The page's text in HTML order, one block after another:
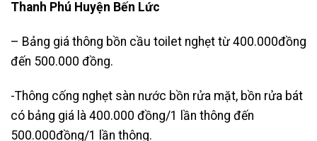
Thanh Phú Huyện Bến Lức
– Bảng giá thông bồn cầu toilet nghẹt từ 400.000đồng
đến 500.000 đồng.
-Thông cống nghẹt sàn nước bồn rửa mặt, bồn rửa bát
có bảng giá là 400.000 đồng/1 lần thông đến
500.000đồng/1 lần thông.